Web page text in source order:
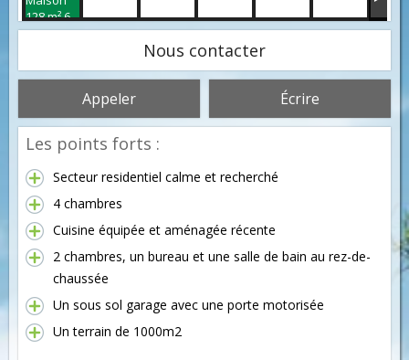
Nous contacter
Appeler Écrire
Les points forts :
Secteur residentiel calme et recherché
4 chambres
Cuisine équipée et aménagée récente
2 chambres, un bureau et une salle de bain au rez-de-
chaussée
Un sous sol garage avec une porte motorisée
Un terrain de 1000m2